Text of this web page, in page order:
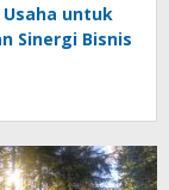
Usaha untuk
Sinergi Bisnis